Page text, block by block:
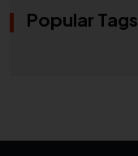
Popular Tags